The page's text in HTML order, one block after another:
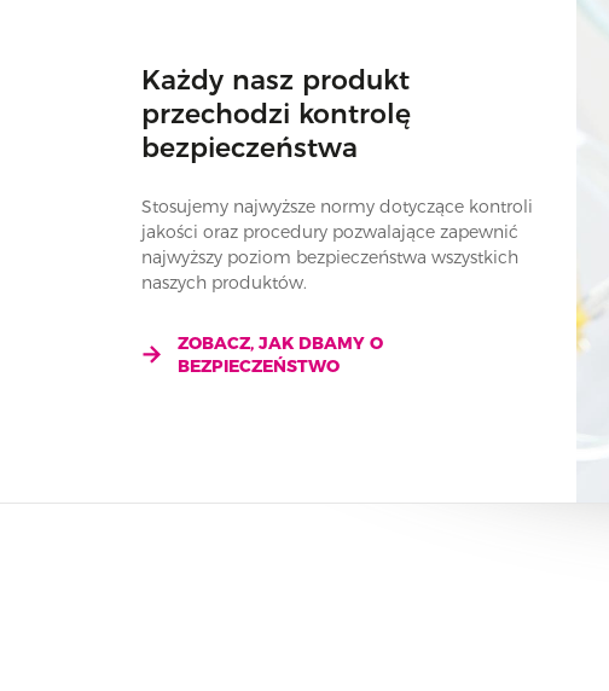
Każdy nasz produkt
przechodzi kontrolę
bezpieczeństwa
Stosujemy najwyższe normy dotyczące kontroli
jakości oraz procedury pozwalające zapewnić
najwyższy poziom bezpieczeństwa wszystkich
naszych produktów.
ZOBACZ, JAK DBAMY O
BEZPIECZEŃSTWO